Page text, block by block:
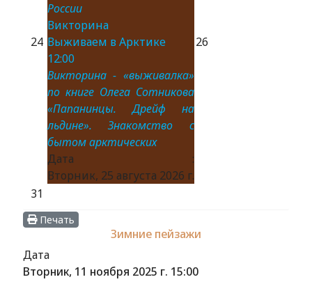
24
России
Викторина
Выживаем в Арктике
12:00
Викторина - «выживалка»
по книге Олега Сотникова
«Папанинцы. Дрейф на
льдине». Знакомство с
бытом арктических
Дата :
Вторник, 25 августа 2026 г.
26
31
Печать
Зимние пейзажи
Дата
Вторник, 11 ноября 2025 г. 15:00